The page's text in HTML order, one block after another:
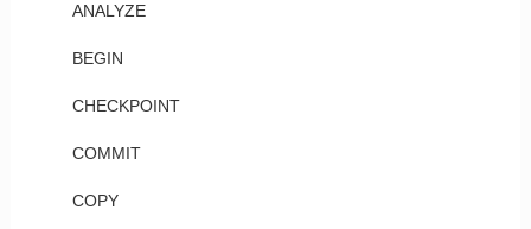
ANALYZE
BEGIN
CHECKPOINT
COMMIT
COPY